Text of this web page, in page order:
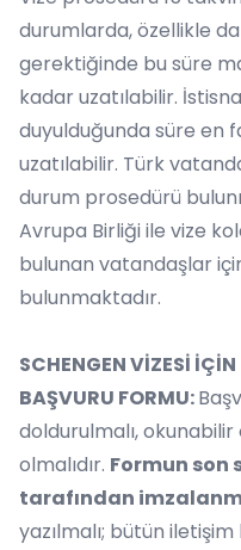
durumlarda, özellikle
gerektiğinde bu süre
kadar uzatılabilir.
duyulduğunda süre en
uzatılabilir. Türk
durum prosedürü
Avrupa Birliği ile vize
bulunan vatandaşlar
bulunmaktadır.
SCHENGEN VİZESİ
BAŞVURU FORMU:
doldurulmalı, okunabilir
olmalıdır. Formun son
tarafından
yazılmalı; bütün